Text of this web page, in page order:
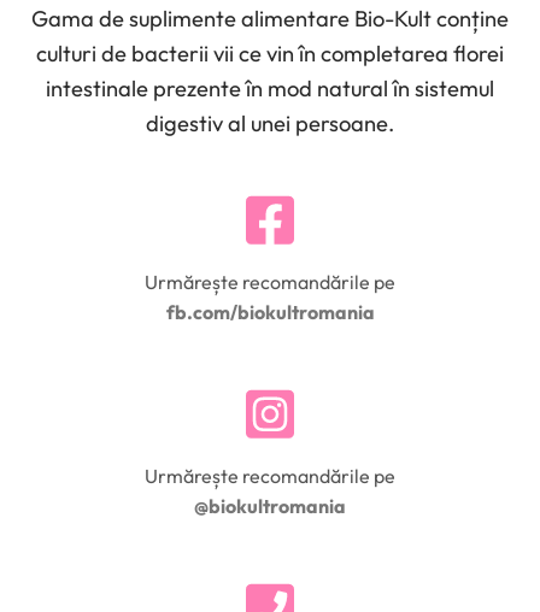
Gama de suplimente alimentare Bio-Kult conține
culturi de bacterii vii ce vin în completarea florei
intestinale prezente în mod natural în sistemul
digestiv al unei persoane.
Urmărește recomandările pe
fb.com/biokultromania
Urmărește recomandările pe
@biokultromania